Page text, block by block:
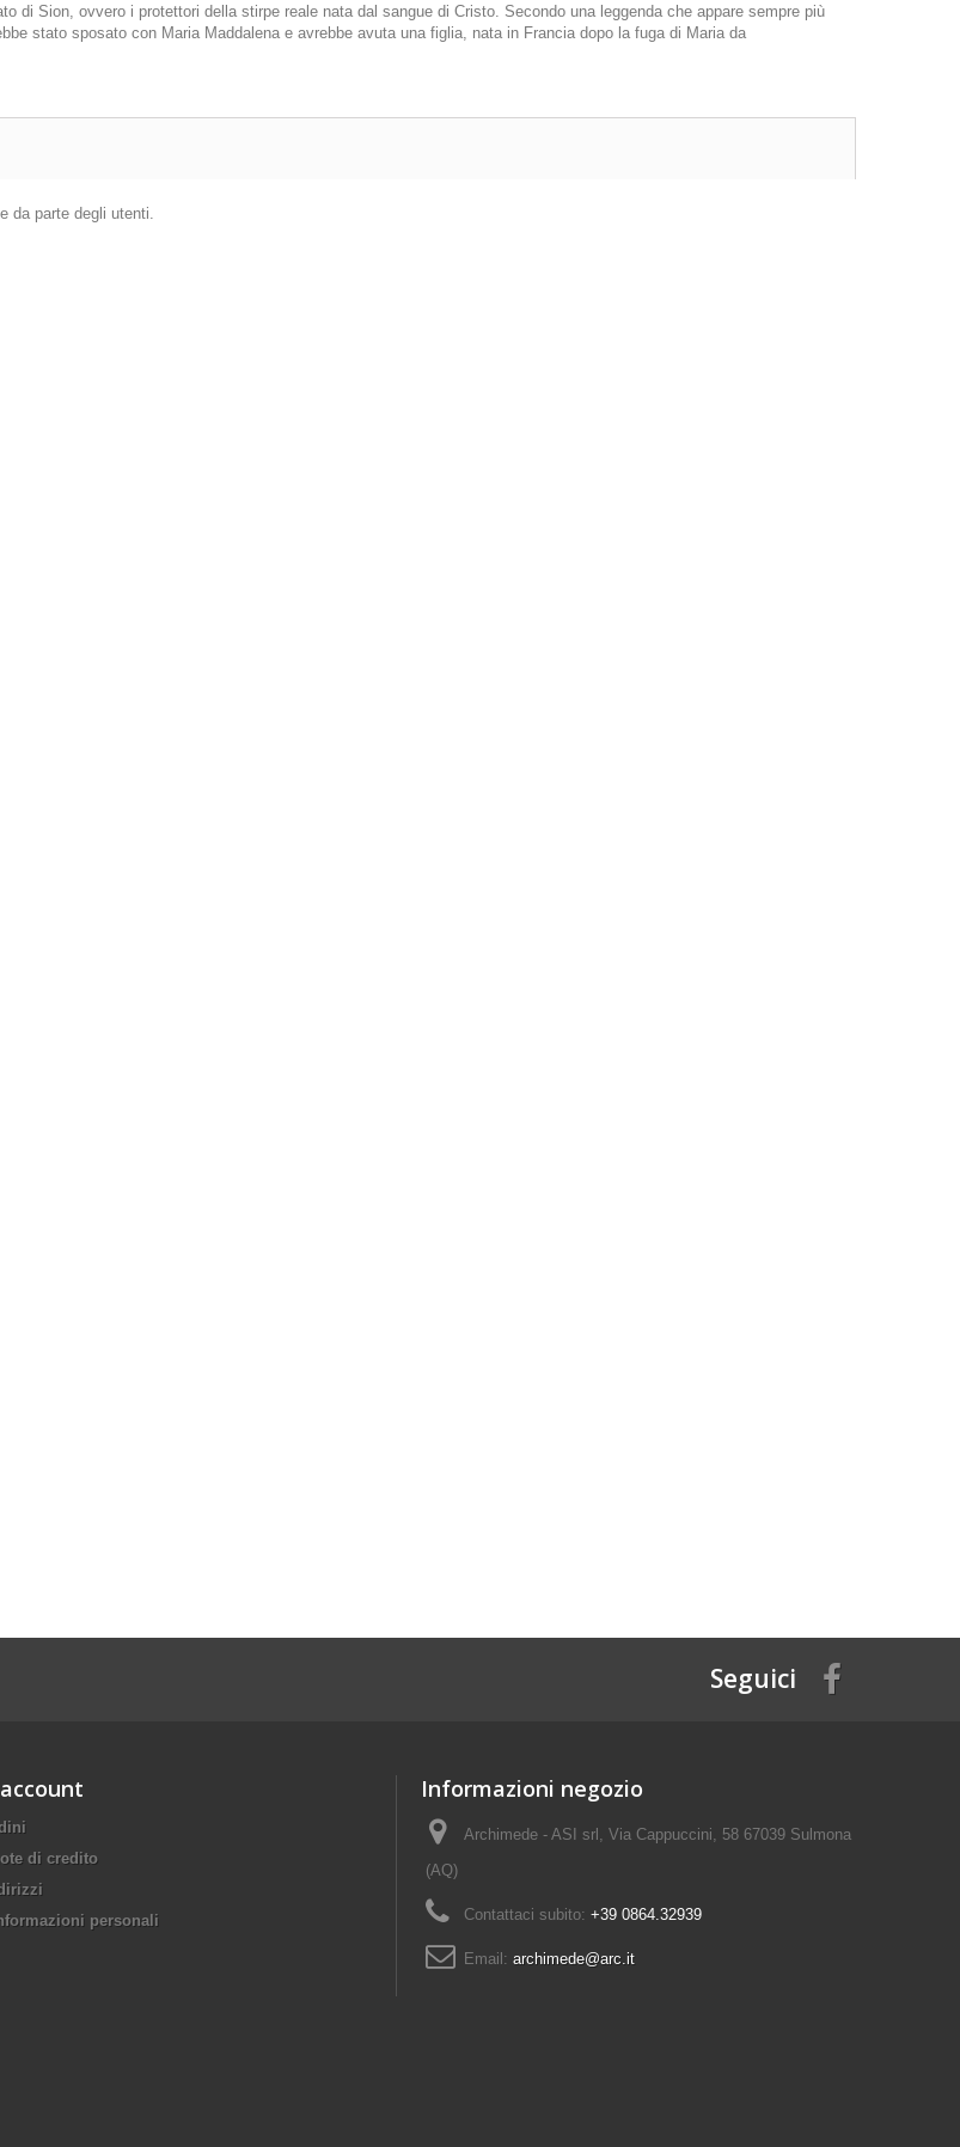
di Sion, ovvero i protettori della stirpe reale nata dal sangue di Cristo. Secondo una leggenda che appare sempre più
stato sposato con Maria Maddalena e avrebbe avuta una figlia, nata in Francia dopo la fuga di Maria da
da parte degli utenti.
Seguici
di credito
personali
Informazioni negozio
Archimede - ASI srl, Via Cappuccini, 58 67039 Sulmona
(AQ)
Contattaci subito: +39 0864.32939
Email: archimede@arc.it